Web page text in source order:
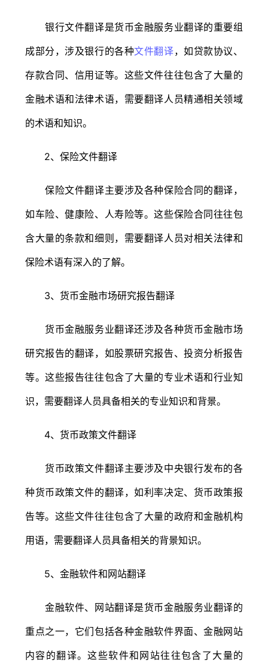
银行文件翻译是货币金融服务业翻译的重要组
成部分，涉及银行的各种文件翻译，如贷款协议、
存款合同、信用证等。这些文件往往包含了大量的
金融术语和法律术语，需要翻译人员精通相关领域
的术语和知识。
2、保险文件翻译
保险文件翻译主要涉及各种保险合同的翻译，
如车险、健康险、人寿险等。这些保险合同往往包
含大量的条款和细则，需要翻译人员对相关法律和
保险术语有深入的了解。
3、货币金融市场研究报告翻译
货币金融服务业翻译还涉及各种货币金融市场
研究报告的翻译，如股票研究报告、投资分析报告
等。这些报告往往包含了大量的专业术语和行业知
识，需要翻译人员具备相关的专业知识和背景。
4、货币政策文件翻译
货币政策文件翻译主要涉及中央银行发布的各
种货币政策文件的翻译，如利率决定、货币政策报
告等。这些文件往往包含了大量的政府和金融机构
用语，需要翻译人员具备相关的背景知识。
5、金融软件和网站翻译
金融软件、网站翻译是货币金融服务业翻译的
重点之一，它们包括各种金融软件界面、金融网站
内容的翻译。这些软件和网站往往包含了大量的